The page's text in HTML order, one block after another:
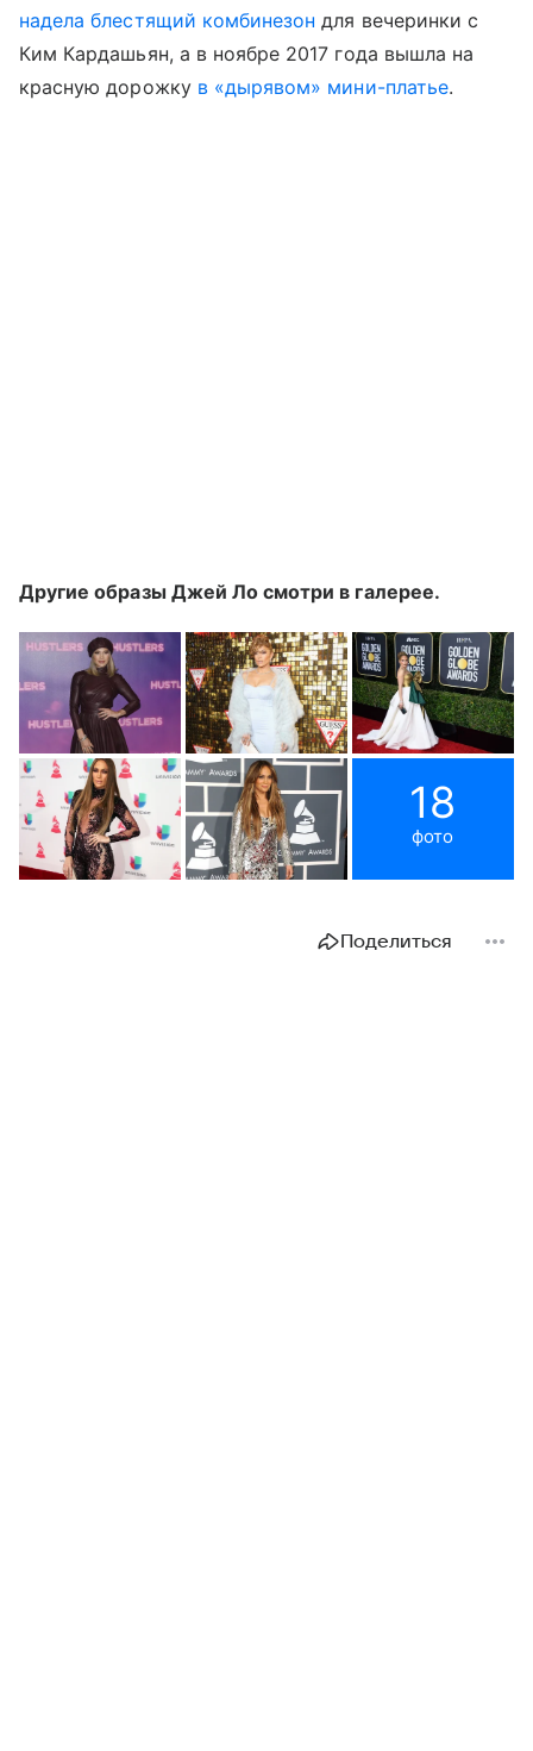
надела блестящий комбинезон для вечеринки с
Ким Кардашьян, а в ноябре 2017 года вышла на
красную дорожку в «дырявом» мини-платье.
Другие образы Джей Ло смотри в галерее.
18
фото
Поделиться